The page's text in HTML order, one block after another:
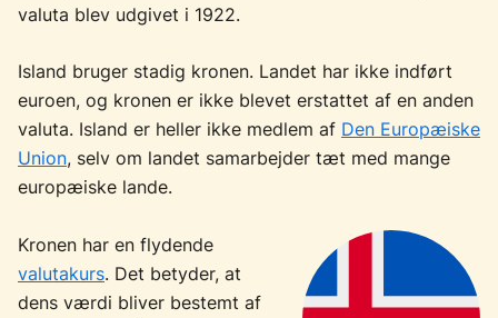
valuta blev udgivet i 1922.
Island bruger stadig kronen. Landet har ikke indført
euroen, og kronen er ikke blevet erstattet af en anden
valuta. Island er heller ikke medlem af Den Europæiske
Union, selv om landet samarbejder tæt med mange
europæiske lande.
Kronen har en flydende
valutakurs. Det betyder, at
dens værdi bliver bestemt af